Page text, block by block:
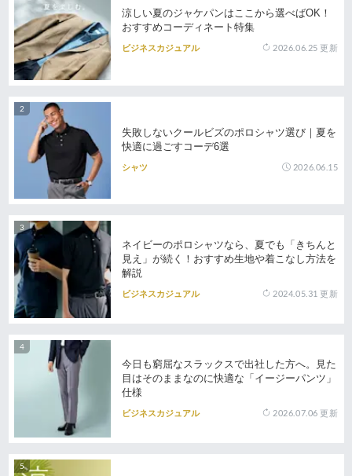
涼しい夏のジャケパンはここから選べばOK！
おすすめコーディネート特集
ビジネスカジュアル 2026.06.25 更新
失敗しないクールビズのポロシャツ選び｜夏を
快適に過ごすコーデ6選
シャツ 2026.06.15
ネイビーのポロシャツなら、夏でも「きちんと
見え」が続く！おすすめ生地や着こなし方法を
解説
ビジネスカジュアル 2024.05.31 更新
今日も窮屈なスラックスで出社した方へ。見た
目はそのままなのに快適な「イージーパンツ」
仕様
ビジネスカジュアル 2026.07.06 更新